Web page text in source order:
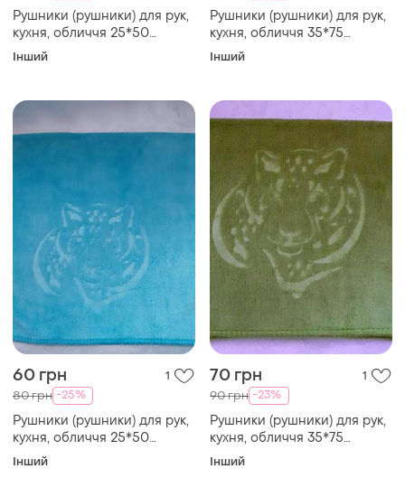
Рушники (рушники) для рук,
кухня, обличчя 25*50
мікрофібра зелений,
Інший
Рушники (рушники) для рук,
кухня, обличчя 35*75
мікрофібра махра червоний
Інший
60 грн 1
80 грн -25%
Рушники (рушники) для рук,
кухня, обличчя 25*50
мікрофібра синій,
Інший
70 грн 1
90 грн -23%
Рушники (рушники) для рук,
кухня, обличчя 35*75
мікрофібра махра зелений
Інший